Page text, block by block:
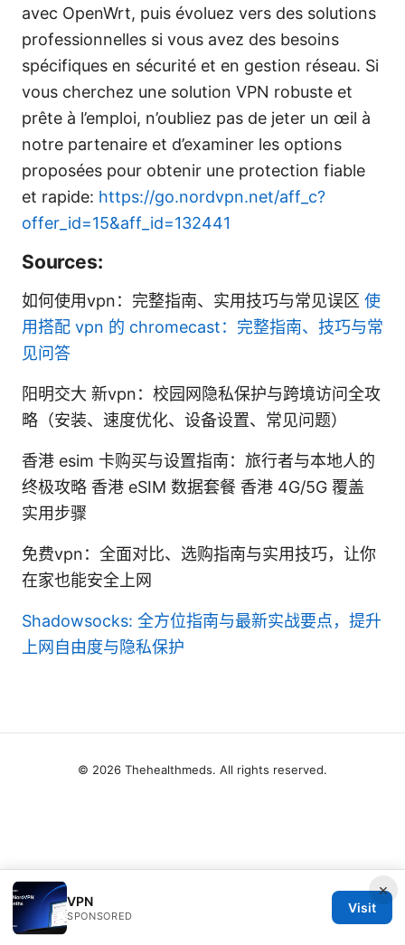
avec OpenWrt, puis évoluez vers des solutions
professionnelles si vous avez des besoins
spécifiques en sécurité et en gestion réseau. Si
vous cherchez une solution VPN robuste et
prête à l’emploi, n’oubliez pas de jeter un œil à
notre partenaire et d’examiner les options
proposées pour obtenir une protection fiable
et rapide: https://go.nordvpn.net/aff_c?
offer_id=15&aff_id=132441
Sources:
如何使用vpn：完整指南、实用技巧与常见误区 使
用搭配 vpn 的 chromecast：完整指南、技巧与常
见问答
阳明交大 新vpn：校园网隐私保护与跨境访问全攻
略（安装、速度优化、设备设置、常见问题）
香港 esim 卡购买与设置指南：旅行者与本地人的
终极攻略 香港 eSIM 数据套餐 香港 4G/5G 覆盖
实用步骤
免费vpn：全面对比、选购指南与实用技巧，让你
在家也能安全上网
Shadowsocks: 全方位指南与最新实战要点，提升
上网自由度与隐私保护
×
VPN
SPONSORED
Visit
© 2026 Thehealthmeds. All rights reserved.